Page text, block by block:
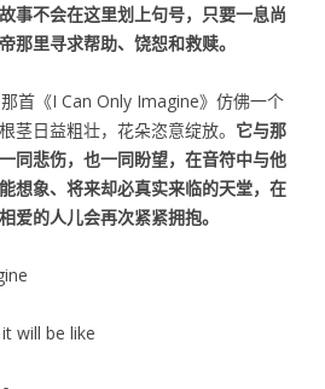
事不会在这里划上句号，只要一息尚
那里寻求帮助、饶恕和救赎。
首《I Can Only Imagine》仿佛一个
茎日益粗壮，花朵恣意绽放。 它与那
同悲伤，也一同盼望，在音符中与他
想象、将来却必真实来临的天堂，在
爱的人儿会再次紧紧拥抱。
will be like